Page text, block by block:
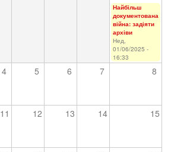
Найбільш
документована
війна: задіяти
архіви
Нед,
01/06/2025 -
16:33
4 5 6 7 8
11 12 13 14 15